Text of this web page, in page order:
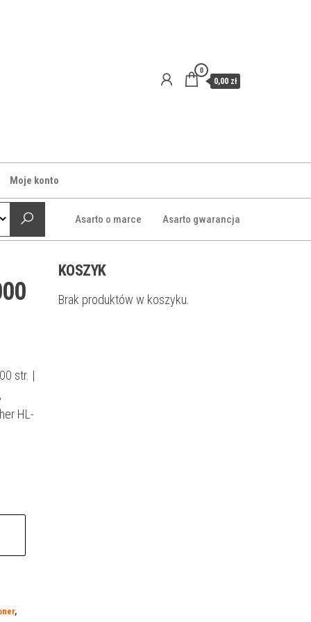
0
0,00 zł
Moje konto
Asarto o marce Asarto gwarancja
str. |
HL-
,
KOSZYK
Brak produktów w koszyku.